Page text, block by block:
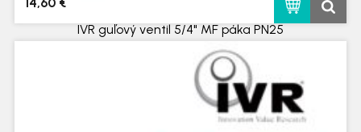
IVR guľový ventil 5/4" MF páka PN25
skladom